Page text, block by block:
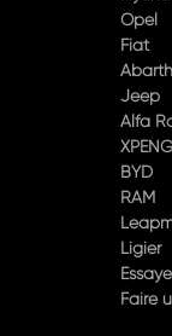
Opel
Fiat
Abarth
Jeep
Alfa
XPENG
BYD
RAM
Ligier
Faire